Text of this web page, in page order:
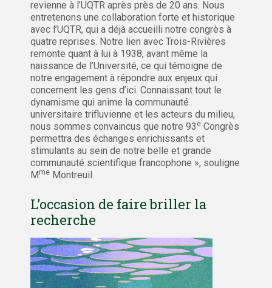
revienne à l’UQTR après près de 20 ans. Nous
entretenons une collaboration forte et historique
avec l’UQTR, qui a déjà accueilli notre congrès à
quatre reprises. Notre lien avec Trois-Rivières
remonte quant à lui à 1938, avant même la
naissance de l’Université, ce qui témoigne de
notre engagement à répondre aux enjeux qui
concernent les gens d’ici. Connaissant tout le
dynamisme qui anime la communauté
universitaire trifluvienne et les acteurs du milieu,
nous sommes convaincus que notre 93 e Congrès
permettra des échanges enrichissants et
stimulants au sein de notre belle et grande
communauté scientifique francophone », souligne
M me Montreuil.
L’occasion de faire briller la
recherche